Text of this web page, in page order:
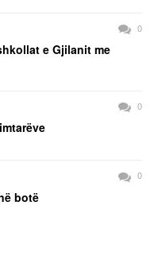
0
e Gjilanit me
0
0
botë